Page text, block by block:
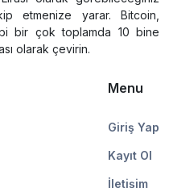
etmenize yarar. Bitcoin,
bir çok toplamda 10 bine
olarak çevirin.
Menu
Giriş Yap
Kayıt Ol
İletişim